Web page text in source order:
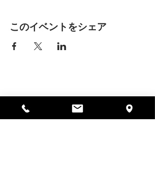
このイベントをシェア
ナー、MA 01440
978-364-0920